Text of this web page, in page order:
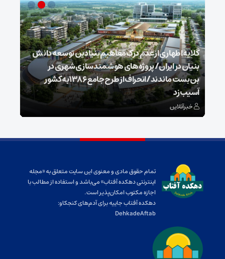
گلایه اطهاری از عدم درک مفاهیم بنیادین توسعه دانش
بنیان در ایران/ پروژه‌های هوشمندسازی شهری در
بن‌بست ماندند/انحراف از طرح جامع ۱۳۸۶ به کشور
آسیب زد
خبرآنلاین
تمام حقوق مادی و معنوی این سایت متعلق به «مجله
اینترنتی دهکده آفتاب» می‌باشد و استفاده از مطالب با
اجازه مکتوب امکان‌پذیر است.
دهکده آفتاب جاییه برای آدم‌های کنجکاو:
DehkadeAftab